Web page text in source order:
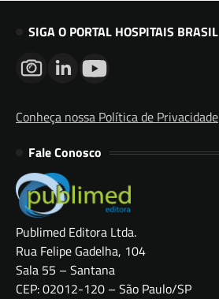
SIGA O PORTAL HOSPITAIS BRASIL
Conheça nossa Política de Privacidade
Fale Conosco
Publimed Editora Ltda.
Rua Felipe Gadelha, 104
Sala 55 – Santana
CEP: 02012-120 – São Paulo/SP